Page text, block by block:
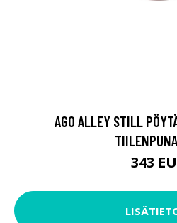
AGO ALLEY STILL
343